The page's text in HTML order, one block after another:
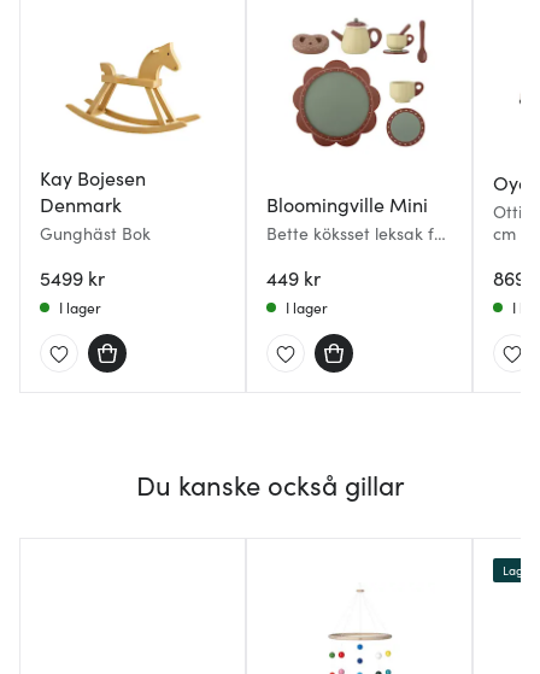
Kay Bojesen
Denmark
Gunghäst Bok
5499 kr
I lager
Bloomingville Mini
Bette köksset leksak för
449 kr
I lager
Oyoy
Otti
cm
869
I
Du kanske också gillar